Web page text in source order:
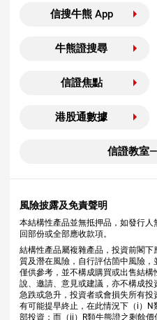
信搜牛熊 App
牛熊證搜尋
信證焦點
港股通數據
信證教室
風險披露及免責聲明
本結構性產品並無抵押品，如發行
回部份或全部應收款項。
結構性產品屬複雜產品，投資前閣
質及潛在風險，自行評估箇中風險
僅供參考，並不構成購買或出售結
說、邀請、意見或建議，亦不構成
急跌或急升，投資者或會損失所有
有可能提早終止，在此情況下（i）
部投資；而（ii）R類牛熊證之剩餘